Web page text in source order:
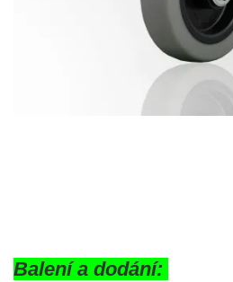
Balení a dodání: